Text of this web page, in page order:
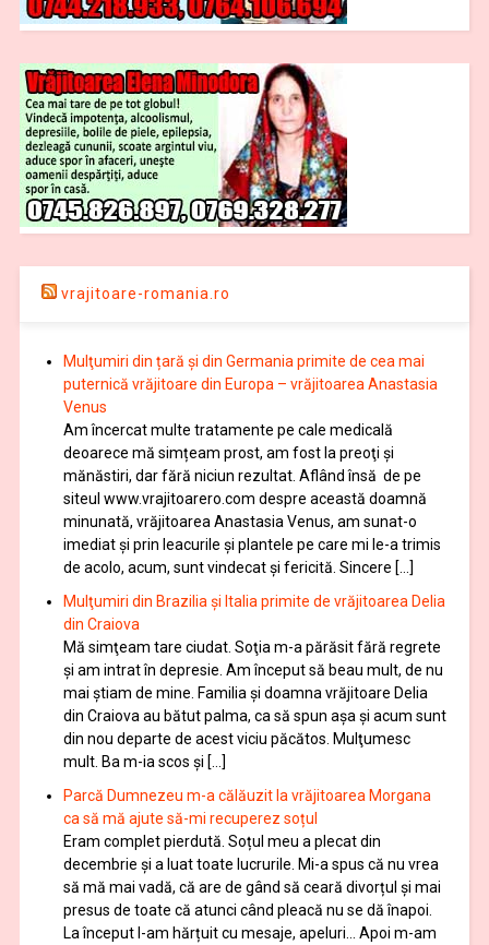
vrajitoare-romania.ro
Mulţumiri din țară și din Germania primite de cea mai
puternică vrăjitoare din Europa – vrăjitoarea Anastasia
Venus
Am încercat multe tratamente pe cale medicală
deoarece mă simțeam prost, am fost la preoţi şi
mănăstiri, dar fără niciun rezultat. Aflând însă de pe
siteul www.vrajitoarero.com despre această doamnă
minunată, vrăjitoarea Anastasia Venus, am sunat-o
imediat şi prin leacurile şi plantele pe care mi le-a trimis
de acolo, acum, sunt vindecat şi fericită. Sincere […]
Mulţumiri din Brazilia și Italia primite de vrăjitoarea Delia
din Craiova
Mă simţeam tare ciudat. Soţia m-a părăsit fără regrete
şi am intrat în depresie. Am început să beau mult, de nu
mai știam de mine. Familia şi doamna vrăjitoare Delia
din Craiova au bătut palma, ca să spun aşa şi acum sunt
din nou departe de acest viciu păcătos. Mulţumesc
mult. Ba m-ia scos și […]
Parcă Dumnezeu m-a călăuzit la vrăjitoarea Morgana
ca să mă ajute să-mi recuperez soțul
Eram complet pierdută. Soțul meu a plecat din
decembrie și a luat toate lucrurile. Mi-a spus că nu vrea
să mă mai vadă, că are de gând să ceară divorțul și mai
presus de toate că atunci când pleacă nu se dă înapoi.
La început l-am hărțuit cu mesaje, apeluri… Apoi m-am